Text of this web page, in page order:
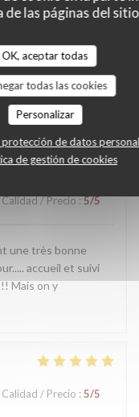
de las páginas del
OK, aceptar todas
todas las cookies
Personalizar
de datos
de gestión de cookies
Calidad / Precio:3/5
est
Calidad / Precio:5/5
une très bonne
accueil et suivi
Mais on y
Calidad / Precio : 5/5